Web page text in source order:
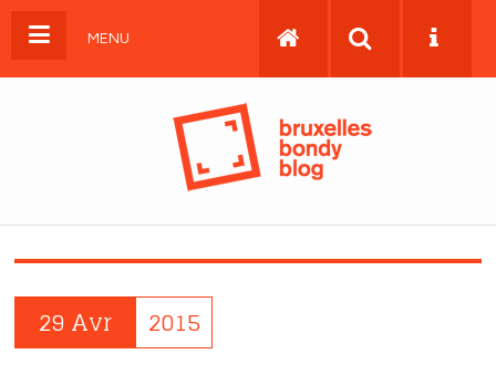
MENU
29 Avr 2015